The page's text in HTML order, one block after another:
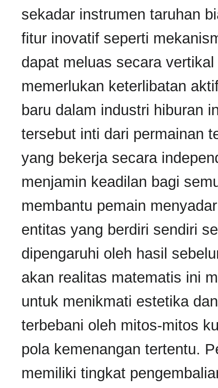
sekadar instrumen taruhan
fitur inovatif seperti
dapat meluas secara
memerlukan keterlibatan
baru dalam industri hiburan
tersebut inti dari permainan
yang bekerja secara
menjamin keadilan bagi
membantu pemain
entitas yang berdiri sendiri
dipengaruhi oleh hasil
akan realitas matematis ini
untuk menikmati estetika
terbebani oleh mitos-mitos
pola kemenangan tertentu.
memiliki tingkat